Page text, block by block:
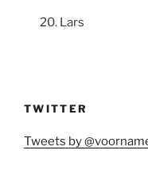
Lars
TWITTER
Tweets by